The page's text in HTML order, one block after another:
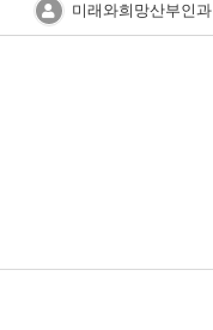
미래와희망산부인과